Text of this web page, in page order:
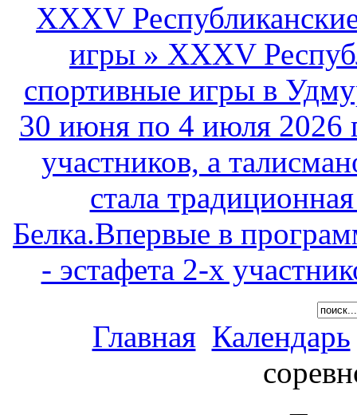
XXXV
игры » XXXV
спортивные игры в
30 июня по 4 июля 2026
участников, а
стала
Белка.Впервые в
- эстафета 2-х
Главная Календарь